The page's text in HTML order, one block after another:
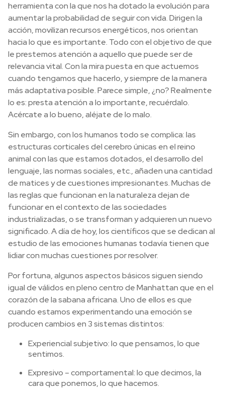
herramienta con la que nos ha dotado la evolución para
aumentar la probabilidad de seguir con vida. Dirigen la
acción, movilizan recursos energéticos, nos orientan
hacia lo que es importante. Todo con el objetivo de que
le prestemos atención a aquello que puede ser de
relevancia vital. Con la mira puesta en que actuemos
cuando tengamos que hacerlo, y siempre de la manera
más adaptativa posible. Parece simple, ¿no? Realmente
lo es: presta atención a lo importante, recuérdalo.
Acércate a lo bueno, aléjate de lo malo.
Sin embargo, con los humanos todo se complica: las
estructuras corticales del cerebro únicas en el reino
animal con las que estamos dotados, el desarrollo del
lenguaje, las normas sociales, etc., añaden una cantidad
de matices y de cuestiones impresionantes. Muchas de
las reglas que funcionan en la naturaleza dejan de
funcionar en el contexto de las sociedades
industrializadas, o se transforman y adquieren un nuevo
significado. A día de hoy, los científicos que se dedican al
estudio de las emociones humanas todavía tienen que
lidiar con muchas cuestiones por resolver.
Por fortuna, algunos aspectos básicos siguen siendo
igual de válidos en pleno centro de Manhattan que en el
corazón de la sabana africana. Uno de ellos es que
cuando estamos experimentando una emoción se
producen cambios en 3 sistemas distintos:
Experiencial subjetivo: lo que pensamos, lo que
sentimos.
Expresivo – comportamental: lo que decimos, la
cara que ponemos, lo que hacemos.